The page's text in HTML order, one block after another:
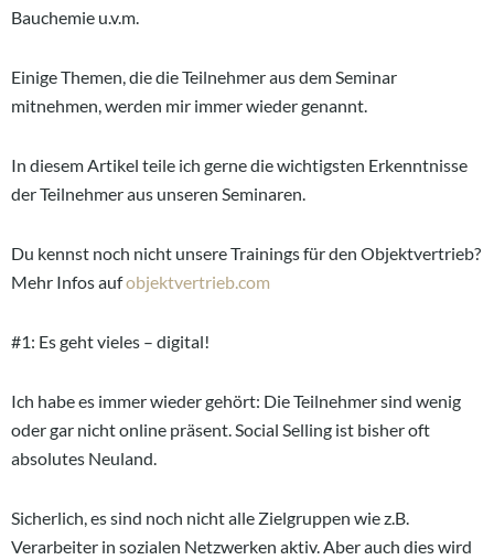
Bauchemie u.v.m.
Einige Themen, die die Teilnehmer aus dem Seminar
mitnehmen, werden mir immer wieder genannt.
In diesem Artikel teile ich gerne die wichtigsten Erkenntnisse
der Teilnehmer aus unseren Seminaren.
Du kennst noch nicht unsere Trainings für den Objektvertrieb?
Mehr Infos aufobjektvertrieb.com
#1: Es geht vieles – digital!
Ich habe es immer wieder gehört: Die Teilnehmer sind wenig
oder gar nicht online präsent. Social Selling ist bisher oft
absolutes Neuland.
Sicherlich, es sind noch nicht alle Zielgruppen wie z.B.
Verarbeiter in sozialen Netzwerken aktiv. Aber auch dies wird